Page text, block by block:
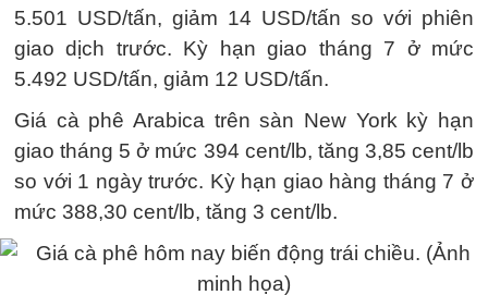
5.501 USD/tấn, giảm 14 USD/tấn so với phiên
giao dịch trước. Kỳ hạn giao tháng 7 ở mức
5.492 USD/tấn, giảm 12 USD/tấn.
Giá cà phê Arabica trên sàn New York kỳ hạn
giao tháng 5 ở mức 394 cent/lb, tăng 3,85 cent/lb
so với 1 ngày trước. Kỳ hạn giao hàng tháng 7 ở
mức 388,30 cent/lb, tăng 3 cent/lb.